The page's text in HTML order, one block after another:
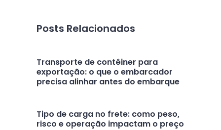
Posts Relacionados
Transporte de contêiner para
exportação: o que o embarcador
precisa alinhar antes do embarque
Tipo de carga no frete: como peso,
risco e operação impactam o preço